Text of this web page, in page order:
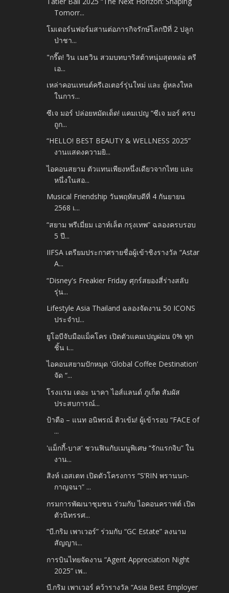
Tomorr...
โมเดอร์นฟอร์มสานต่อภารกิจรักษ์โลกปีที่ 2 ปลูก
ป่าชา...
"กรี๊ด! วิน เมธวิน สวมบทบาริสต้าหนุ่มสุดหล่อ ครี
เอ...
เหล่าคอนเทนต์ครีเอเตอร์รุ่นใหม่ และ ผู้หลงใหล
ในการ...
ซีเจ มอร์ ปล่อยหมัดเด็ด! แคมเปญ “ซีเจ มอร์ ครบ
ถูก...
“HELLO! BEST BEAUTY & WELLNESS 2025”
งานแสดงความยิ...
ไอคอนสยาม ตัวแทนเพียงหนึ่งเดียวจากไทย และ
หนึ่งในสอ...
Musical Friendship วันพฤหัสบดีที่ 4 กันยายน
2568 เ...
“สยาม พรีเมี่ยม เอาท์เล็ต กรุงเทพ” ฉลองครบรอบ
5 ปี...
IIFSA เตรียมประกาศรายชื่อผู้เข้าชิงรางวัล “Astar
A...
“Disney's Freakier Friday ศุกร์สยองสี่ร่างสลับ
รุ่น...
Lifestyle Asia Thailand ฉลองจัดงาน 50 ICONS
ประจำป...
ยูโอบีจับมือแม็คโคร เปิดตัวแคมเปญผ่อน 0% ทุก
ชิ้น เ...
ไอคอนสยามปักหมุด 'Global Coffee Destination'
จัด “...
โรงแรม เดอะ นาคา ไอส์แลนด์ ภูเก็ต สัมผัส
ประสบการณ์...
ป้าตือ – แนท อนิพรณ์ ติวเข้ม! ผู้เข้ารอบ “FACE of
...
'แม็กกี้-บาส' ชวนฟินกับเมนูพิเศษ “รักแรกจิบ” ใน
งาน...
สิงห์ เอสเตท เปิดตัวโครงการ “S’RIN พรานนก-
กาญจนา” ...
กรมการพัฒนาชุมชน ร่วมกับ ไอคอนคราฟต์ เปิด
ตัวนิทรรศ...
“บี.กริม เพาเวอร์” ร่วมกับ “GC Estate” ลงนาม
สัญญาเ...
การบินไทยจัดงาน “Agent Appreciation Night
2025” เพ...
บี.กริม เพาเวอร์ คว้ารางวัล “Asia Best Employer